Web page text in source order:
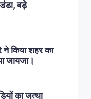
डंडा, बड़े
ने किया शहर का
जायजा।
का जत्था